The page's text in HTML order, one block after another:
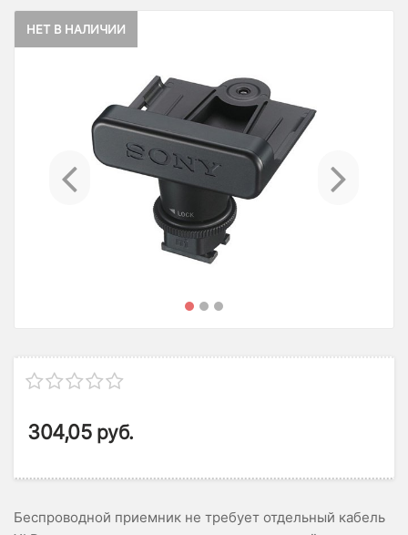
НЕТ В НАЛИЧИИ
Previous
304,05 руб.
Беспроводной приемник не требует отдельный кабель